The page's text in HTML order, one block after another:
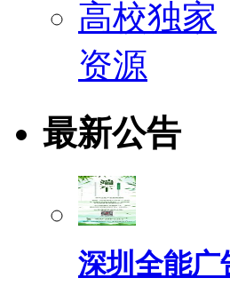
高校独家
资源
最新公告
深圳全能广